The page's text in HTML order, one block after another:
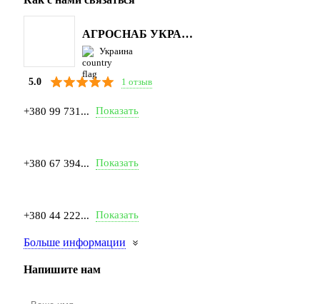
АГРОСНАБ УКРАЇНА
Украина
5.0 1 отзыв
+380 99 731... Показать
+380 67 394... Показать
+380 44 222... Показать
Больше информации
Напишите нам